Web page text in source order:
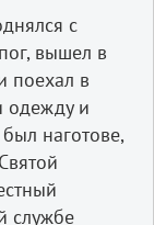
с
вышел в
поехал в
одежду и
наготове,
службе